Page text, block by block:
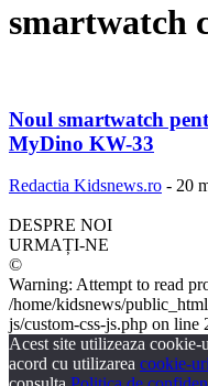
smartwatch
Noul smartwatch
MyDino KW-33
Redactia Kidsnews.ro - 20
DESPRE NOI
URMAȚI-NE
©
Warning: Attempt to read
/home/kidsnews/
js/custom-css-js.php on line
Acest site utilizeaza
acord cu utilizarea cookie-